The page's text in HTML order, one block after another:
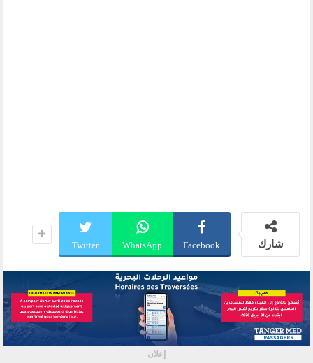
شارك Facebook
WhatsApp
Twitter
إعلان